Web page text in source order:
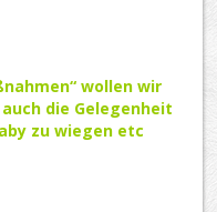
wollen wir
die Gelegenheit
zu wiegen etc